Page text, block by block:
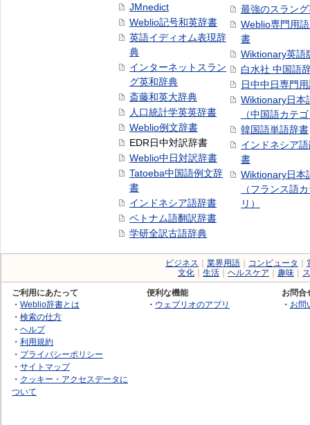
JMnedict
Weblio記号和英辞書
英語イディオム表現辞
典
インターネットスラン
グ英和辞典
斎藤和英大辞典
人口統計学英英辞書
Weblio例文辞書
EDR日中対訳辞書
Weblio中日対訳辞書
Tatoeba中国語例文辞
書
インドネシア語辞書
ベトナム語翻訳辞書
学研全訳古語辞典
最強のスラン
Weblio専門用
書
Wiktionary英語
白水社 中国語
日中中日専門
Wiktionary日本
（中国語カテ
韓国語単語辞書
インドネシア
書
Wiktionary日本
（フランス語
リ）
ビジネス 業界用語 コンピュータ
文化
生活 ヘルスケア 趣味
ご利用にあたって
・ Weblio辞書とは
・ 検索の仕方
・ ヘルプ
・ 利用規約
・ プライバシーポリシー
・ サイトマップ
・ クッキー・アクセスデータに
ついて
便利な機能
・ ウェブリオのアプリ
お問合
・ お問